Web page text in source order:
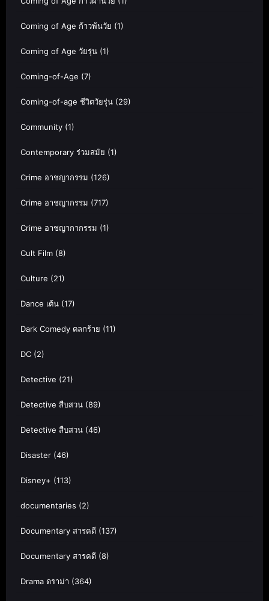
Coming of Age ก้าวพ้นวัย (1)
Coming of Age วัยรุ่น (1)
Coming-of-Age (7)
Coming-of-age ชีวิตวัยรุ่น (29)
Community (1)
Contemporary ร่วมสมัย (1)
Crime อาชญากรรม (126)
Crime อาชญากรรม (717)
Crime อาชญากากรรม (1)
Cult Film (8)
Culture (21)
Dance เต้น (17)
Dark Comedy ตลกร้าย (11)
DC (2)
Detective (21)
Detective สืบสวน (89)
Detective สืบสวน (46)
Disaster (46)
Disney+ (113)
documentaries (2)
Documentary สารคดี (137)
Documentary สารคดี (8)
Drama ดราม่า (364)